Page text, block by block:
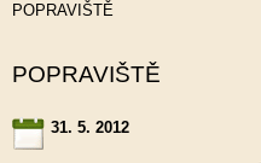
POPRAVIŠTĚ
POPRAVIŠTĚ
31. 5. 2012